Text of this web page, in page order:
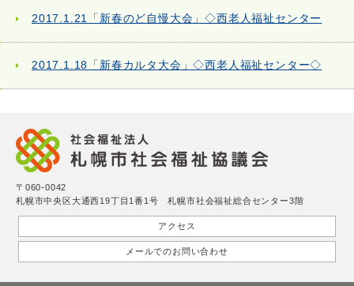
2017.1.21「新春のど自慢大会」◇西老人福祉センター
2017.1.18「新春カルタ大会」◇西老人福祉センター◇
〒060-0042
札幌市中央区大通西19丁目1番1号 札幌市社会福祉総合センター3階
アクセス
メールでのお問い合わせ